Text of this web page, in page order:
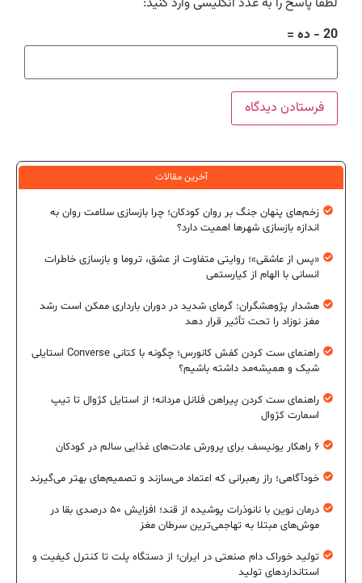
20 − ده =
آخرین مقالات
زخم‌های پنهان جنگ بر روان کودکان؛ چرا بازسازی سلامت روان به
اندازه بازسازی شهرها اهمیت دارد؟
«پس از عاشقی»؛ روایتی متفاوت از عشق، تروما و بازسازی خاطرات
انسانی با الهام از کیارستمی
هشدار پژوهشگران: گرمای شدید در دوران بارداری ممکن است رشد
مغز نوزاد را تحت تأثیر قرار دهد
راهنمای ست کردن کفش کانورس؛ چگونه با کتانی Converse استایلی
شیک و همیشه‌مد داشته باشیم؟
راهنمای ست کردن پیراهن فلانل مردانه؛ از استایل کژوال تا تیپ
اسمارت کژوال
۶ راهکار یونیسف برای پرورش عادت‌های غذایی سالم در کودکان
خودآگاهی؛ راز رهبرانی که اعتماد می‌سازند و تصمیم‌های بهتر می‌گیرند
درمان نوین با نانوذرات پوشیده از قند؛ افزایش ۵۰ درصدی بقا در
موش‌های مبتلا به تهاجمی‌ترین سرطان مغز
تولید خوراک دام صنعتی در ایران؛ از دستگاه پلت تا کنترل کیفیت و
استانداردهای تولید